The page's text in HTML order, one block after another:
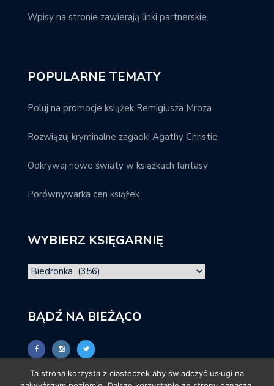
Wpisy na stronie zawierają linki partnerskie.
POPULARNE TEMATY
Poluj na promocje książek Remigiusza Mroza
Rozwiązuj kryminalne zagadki Agathy Christie
Odkrywaj nowe światy w książkach fantasy
Porównywarka cen książek
WYBIERZ KSIĘGARNIĘ
BĄDŹ NA BIEŻĄCO
Ta strona korzysta z ciasteczek aby świadczyć usługi na